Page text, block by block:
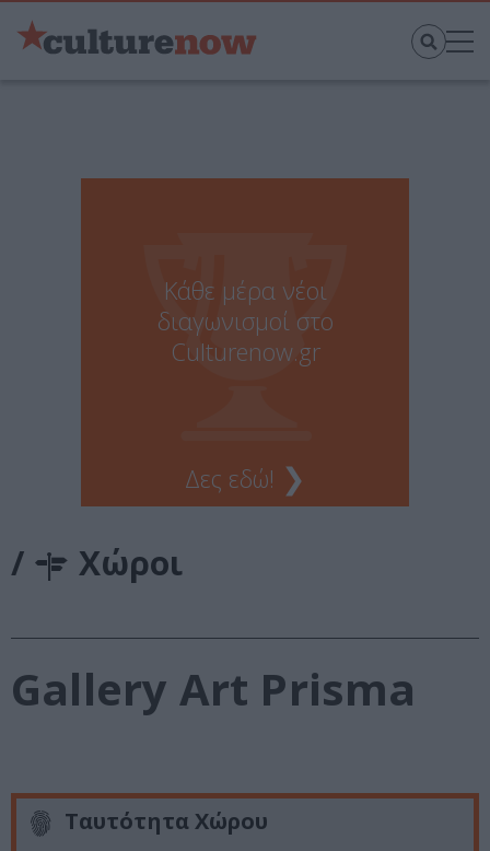
Κάθε μέρα νέοι
διαγωνισμοί στο
Culturenow.gr
Δες εδώ! ❯
/ Χώροι
Gallery Art Prisma
Ταυτότητα Χώρου